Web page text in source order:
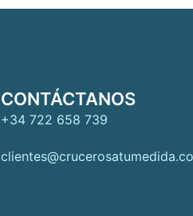
CONTÁCTANOS
+34 722 658 739